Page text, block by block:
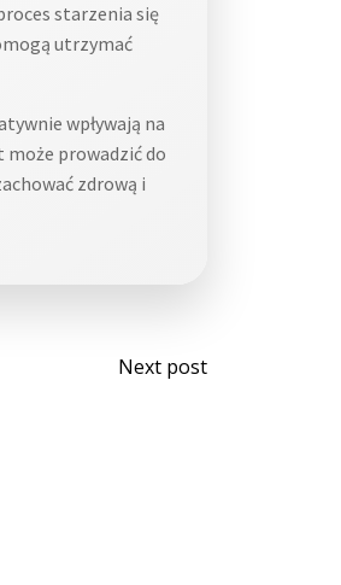
starzenia się
utrzymać
wpływają na
prowadzić do
zdrową i
Post
Next post